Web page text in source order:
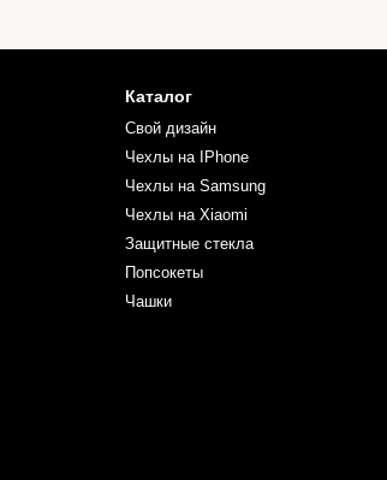
Каталог
Свой дизайн
Чехлы на IPhone
Чехлы на Samsung
Чехлы на Xiaomi
Защитные стекла
Попсокеты
Чашки